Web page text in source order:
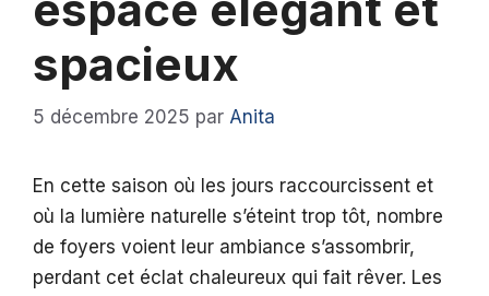
spacieux
5 décembre 2025 par Anita
En cette saison où les jours raccourcissent et
où la lumière naturelle s’éteint trop tôt, nombre
de foyers voient leur ambiance s’assombrir,
perdant cet éclat chaleureux qui fait rêver. Les